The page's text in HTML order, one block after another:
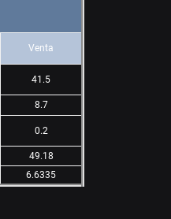
Venta
41.5
8.7
0.2
49.18
6.6335